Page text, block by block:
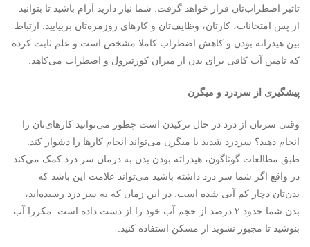
تاثیر اضطراب‌تان قرار خواهد گرفت. شما نیاز دارید آرام باشید تا بتوانید
از پس امتحانات، کارتان، وظایف‌تان و کارهای روزمره‌تان بربیایید. ارتباط
بین هیدراته بودن و کاهش اضطراب کاملا مشخص است و علم ثابت کرده
که تامین آب کافی برای بدن از میزان کورتیزول و اضطراب می‌کاهد.
پیشگیری از سردرد و میگرن
وقتی سرتان از درد در حال ترکیدن است چطور می‌توانید کارهای‌تان را
انجام دهید؟ سردرد شدید یا میگرن می‌تواند انجام کارها را دشوار کند.
طبق مطالعات گوناگون، هیدراته بودن بدن به درمان سر درد کمک می‌کند.
در واقع اگر شما سر درد داشته باشید می‌تواند علامت این باشد که
بدن‌تان دچار کم آبی شده است. در این زمان که به سر درد رسیده‌اید،
بدن شما حدود ۲ درصد از حجم آب خود را از دست داده است. مکررا آب
بنوشید تا مجبور نشوید از مسکن استفاده کنید.